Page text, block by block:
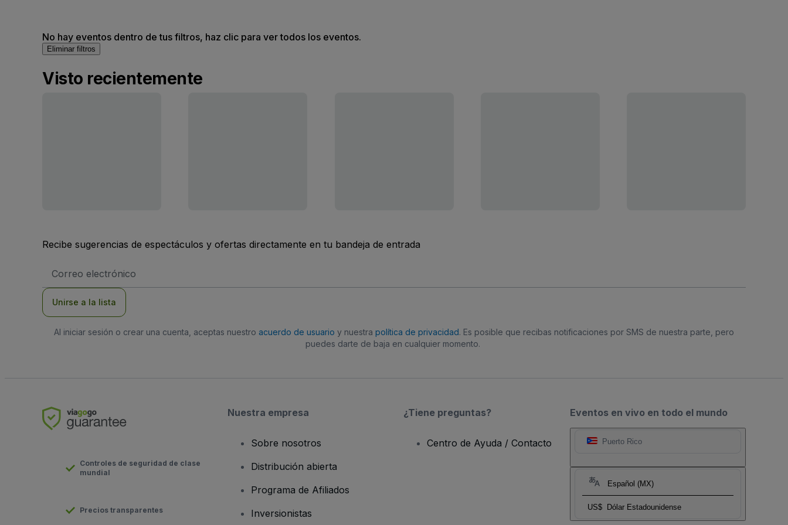
No hay eventos dentro de tus filtros, haz clic para ver todos los eventos.
Eliminar filtros
Visto recientemente
Recibe sugerencias de espectáculos y ofertas directamente en tu bandeja de entrada
de
Unirse a la lista
Al iniciar sesión o crear una cuenta, aceptas nuestro acuerdo de usuario y nuestra política de privacidad. Es posible que recibas notificaciones por SMS de nuestra parte, pero
puedes darte de baja en cualquier momento.
Eventos en vivo en todo el mundo
Puerto Rico
Español (MX)
US$ Dólar Estadounidense
Controles de seguridad de clase
mundial
Precios transparentes
Nuestra empresa
Sobre nosotros
Distribución abierta
Programa de Afiliados
Inversionistas
¿Tiene preguntas?
Centro de Ayuda / Contacto